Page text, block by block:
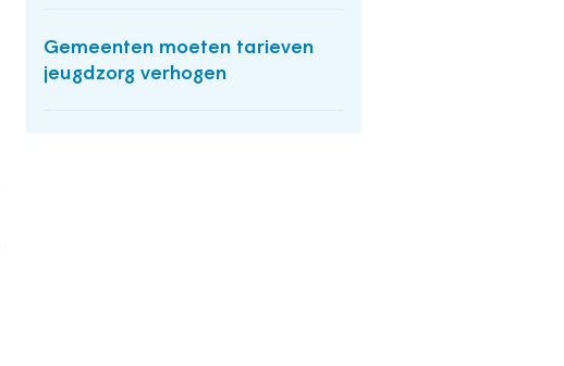
Gemeenten moeten tarieven
jeugdzorg verhogen